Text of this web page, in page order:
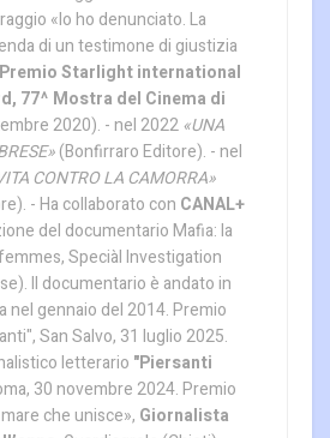
«Io ho denunciato. La
di un testimone di giustizia
Premio Starlight international
77^ Mostra del Cinema di
2020). - nel 2022«UNA
(Bonfirraro Editore). - nel
CONTRO LA CAMORRA»
- Ha collaborato con CANAL+
del documentario Mafia: la
Speciàl Investigation
Il documentario è andato in
nel gennaio del 2014. Premio
San Salvo, 31 luglio 2025.
letterario "Piersanti
30 novembre 2024. Premio
che unisce», Giornalista